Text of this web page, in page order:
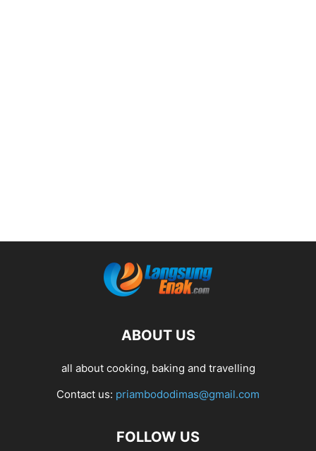
ABOUT US
all about cooking, baking and travelling
Contact us: priambododimas@gmail.com
FOLLOW US